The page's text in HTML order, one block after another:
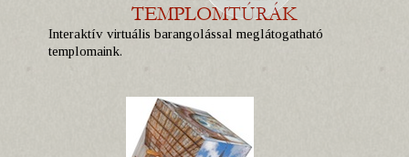
Interaktív virtuális barangolással meglátogatható
templomaink.